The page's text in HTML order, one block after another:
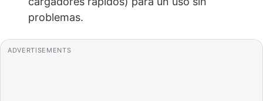
problemas.
ADVERTISEMENTS